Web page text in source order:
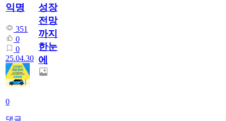
익명
351
0
0
25.04.30
0
댓글
성장
전망
까지
한눈
에